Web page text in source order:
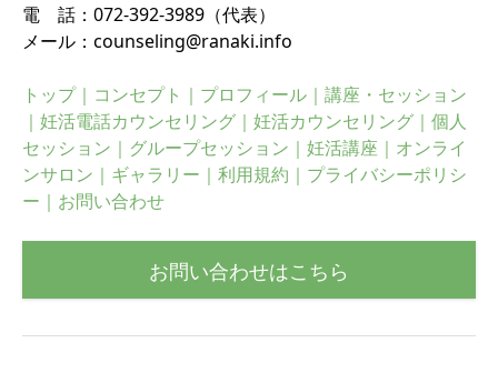
電 話： 072-392-3989 （代表）
メール： counseling@ranaki.info
トップ｜ コンセプト ｜ プロフィール ｜ 講座・セッション
｜ 妊活電話カウンセリング ｜ 妊活カウンセリング ｜ 個人
セッション ｜ グループセッション ｜ 妊活講座 ｜ オンライ
ンサロン ｜ ギャラリー ｜ 利用規約 ｜ プライバシーポリシ
ー ｜ お問い合わせ
お問い合わせはこちら